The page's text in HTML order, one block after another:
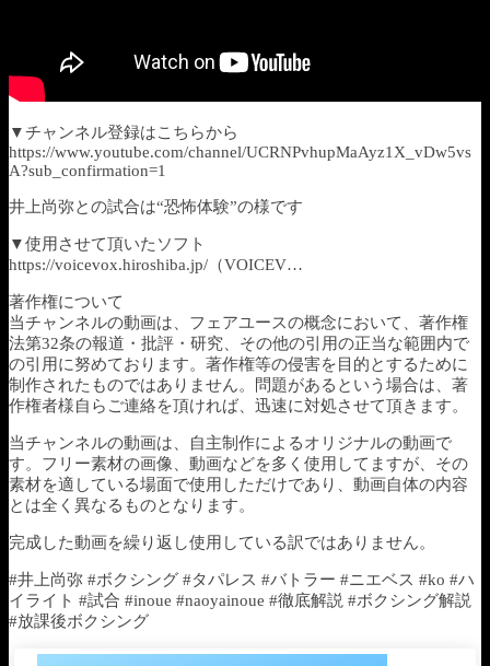
▼チャンネル登録はこちらから
https://www.youtube.com/channel/UCRNPvhupMaAyz1X_vDw5vs
A?sub_confirmation=1
井上尚弥との試合は“恐怖体験”の様です
▼使用させて頂いたソフト
https://voicevox.hiroshiba.jp/（VOICEV…
著作権について
当チャンネルの動画は、フェアユースの概念において、著作権
法第32条の報道・批評・研究、その他の引用の正当な範囲内で
の引用に努めております。著作権等の侵害を目的とするために
制作されたものではありません。問題があるという場合は、著
作権者様自らご連絡を頂ければ、迅速に対処させて頂きます。
当チャンネルの動画は、自主制作によるオリジナルの動画で
す。フリー素材の画像、動画などを多く使用してますが、その
素材を適している場面で使用しただけであり、動画自体の内容
とは全く異なるものとなります。
完成した動画を繰り返し使用している訳ではありません。
#井上尚弥 #ボクシング #タパレス #バトラー #ニエベス #ko #ハ
イライト #試合 #inoue #naoyainoue #徹底解説 #ボクシング解説
#放課後ボクシング